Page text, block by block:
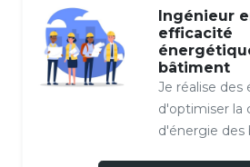
Ingénieur
efficacité
bâtiment
Je réalise des
d'optimiser la
d'énergie